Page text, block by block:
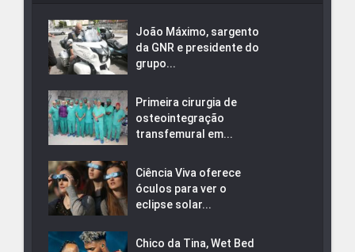
João Máximo, sargento
da GNR e presidente do
grupo...
Primeira cirurgia de
osteointegração
transfemural em...
Ciência Viva oferece
óculos para ver o
eclipse solar...
Chico da Tina, Wet Bed